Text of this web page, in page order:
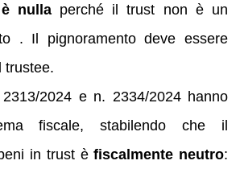
nullaperché il trust non è un
. Il pignoramento deve essere
trustee.
2024 e n. 2334/2024 hanno
fiscale, stabilendo che il
in trust èfiscalmente neutro: